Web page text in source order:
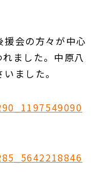
会の方々が中心
ました。中原八
ました。